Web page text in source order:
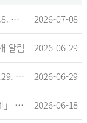
「2024 퇴원손상통계」 정오표('26.7.8. 기준) 2026-07-08
알림 2026-06-29
「2023 퇴원손상통계」 정오표('26.6.29. 기준) 2026-06-29
「2025 상반기 급성심장정지조사 통계」 공표 2026-06-18